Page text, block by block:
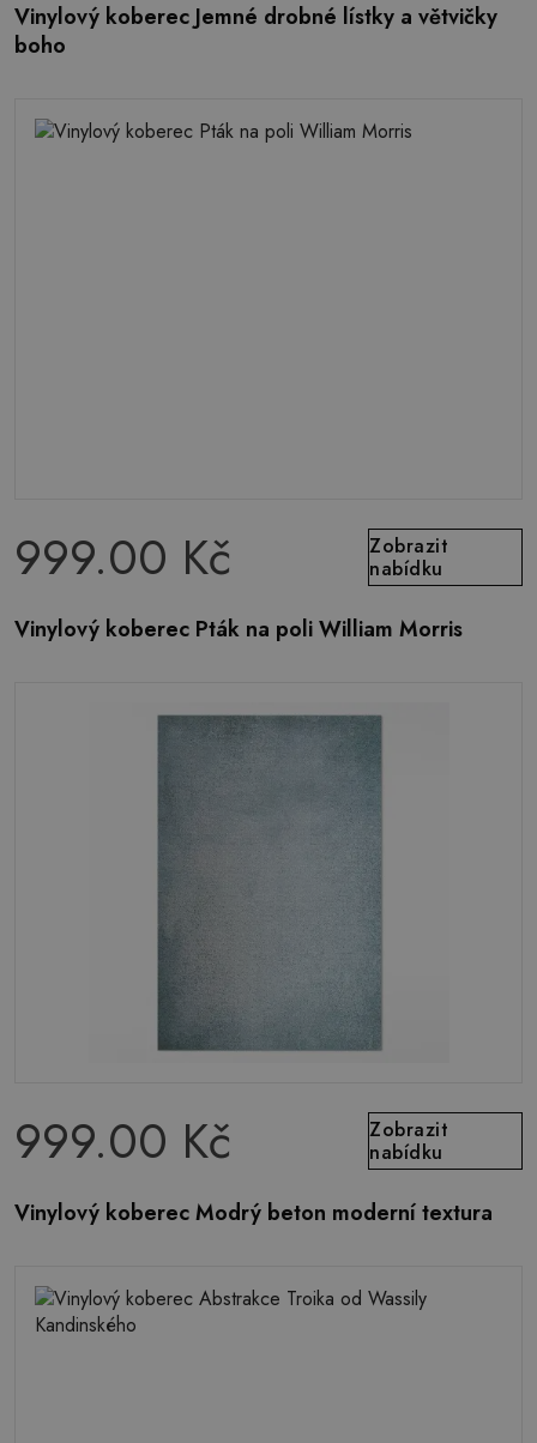
Vinylový koberec Jemné drobné lístky a větvičky
boho
999.00 Kč
Zobrazit
nabídku
Vinylový koberec Pták na poli William Morris
999.00 Kč
Zobrazit
nabídku
Vinylový koberec Modrý beton moderní textura